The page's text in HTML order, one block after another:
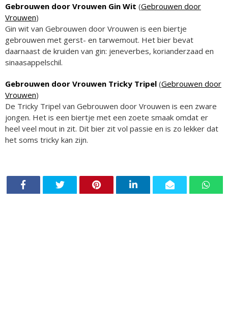
Gebrouwen door Vrouwen Gin Wit (Gebrouwen door
Vrouwen)
Gin wit van Gebrouwen door Vrouwen is een biertje
gebrouwen met gerst- en tarwemout. Het bier bevat
daarnaast de kruiden van gin: jeneverbes, korianderzaad en
sinaasappelschil.
Gebrouwen door Vrouwen Tricky Tripel (Gebrouwen door
Vrouwen)
De Tricky Tripel van Gebrouwen door Vrouwen is een zware
jongen. Het is een biertje met een zoete smaak omdat er
heel veel mout in zit. Dit bier zit vol passie en is zo lekker dat
het soms tricky kan zijn.